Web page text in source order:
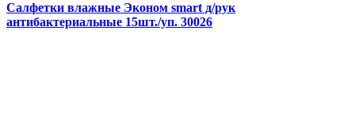
Салфетки влажные Эконом smart д/рук
антибактериальные 15шт./уп. 30026